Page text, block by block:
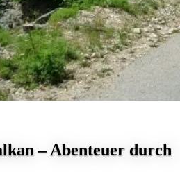
– Abenteuer durch